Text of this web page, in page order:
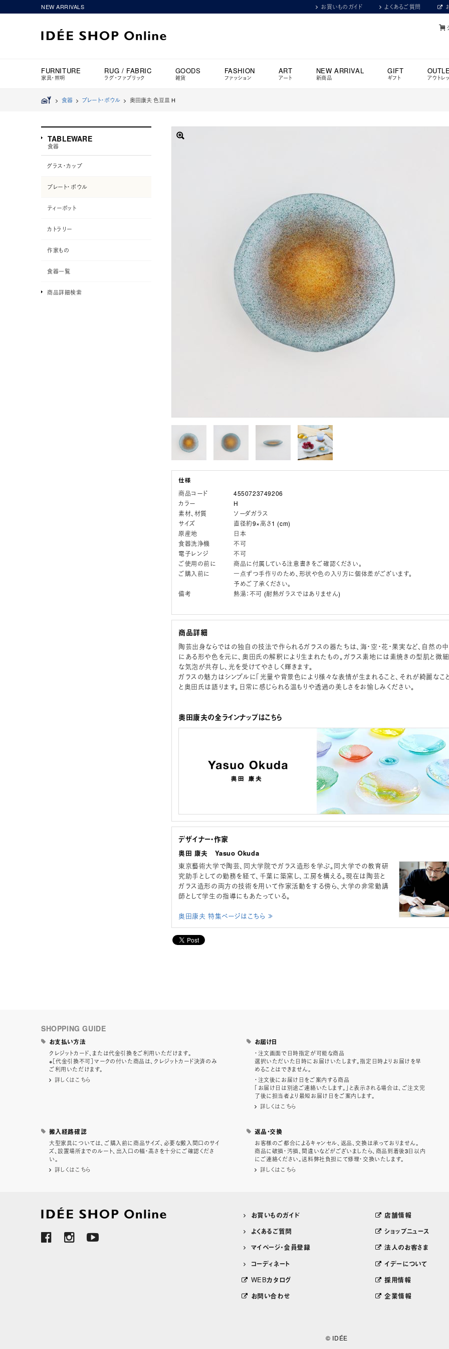
NEW ARRIVALS お買いものガイド よくあるご質問
FURNITURE
家具・照明
RUG / FABRIC
ラグ・ファブリック
GOODS
雑貨
FASHION
ファッション
ART
アート
NEW ARRIVAL
新商品
GIFT
ギフト アウトレ
> 食器> プレート・ボウル > 奥田康夫 色豆皿 H
商品コード
4550723749206
カラー
H
素材、材質
ソーダガラス
サイズ
直径約9×高さ1 (cm)
原産地
日本
食器洗浄機
不可
電子レンジ
不可
ご使用の前に
商品に付属している注意書きをご確認ください。
ご購入前に
一点ずつ手作りのため、形状や色の入り方に個体差がございます。
予めご了承ください。
備考
熱湯：不可 (耐熱ガラスではありません)
商品詳細
陶芸出身ならではの独自の技法で作られるガラスの器たちは、海・空・花・果実など、自然の中
にある形や色を元に、奥田氏の解釈により生まれたもの。ガラス素地には素焼きの型肌と微細
な気泡が共存し、光を受けてやさしく輝きます。
ガラスの魅力はシンプルに「光量や背景色により様々な表情が生まれること、それが綺麗なこ
と奥田氏は語ります。日常に感じられる温もりや透過の美しさをお愉しみください。
奥田康夫の全ラインナップはこちら
デザイナー・作家
奥田 康夫 Yasuo Okuda
東京藝術大学で陶芸、同大学院でガラス造形を学ぶ。同大学での教育研
究助手としての勤務を経て、千葉に築窯し、工房を構える。現在は陶芸と
ガラス造形の両方の技術を用いて作家活動をする傍ら、大学の非常勤講
師として学生の指導にもあたっている。
奥田康夫 特集ページはこちら ≫
TABLEWARE
食器
グラス・カップ
プレート・ボウル
ティーポット
カトラリー
作家もの
食器一覧
商品詳細検索
SHOPPING GUIDE
お支払い方法
クレジットカード、または代金引換をご利用いただけます。
※［代金引換不可］マークの付いた商品は、クレジットカード決済のみ
ご利用いただけます。
詳しくはこちら
お届け日
・注文画面で日時指定が可能な商品
選択いただいた日時にお届けいたします。指定日時よりお届けを早
めることはできません。
・注文後にお届け日をご案内する商品
「お届け日は別途ご連絡いたします。」と表示される場合は、ご注文完
了後に担当者より最短お届け日をご案内します。
詳しくはこちら
搬入経路確認
大型家具については、ご購入前に商品サイズ、必要な搬入間口のサイ
ズ、設置場所までのルート、出入口の幅・高さを十分にご確認くださ
い。
詳しくはこちら
返品・交換
お客様のご都合によるキャンセル、返品、交換は承っておりません。
商品に破損・汚損、間違いなどがございましたら、商品到着後3日以内
にご連絡ください。送料弊社負担にて修理・交換いたします。
詳しくはこちら
お買いものガイド
よくあるご質問
マイページ・会員登録
コーディネート
WEBカタログ
お問い合わせ
店舗情報
ショップニュース
法人のお客さま
イデーについて
採用情報
企業情報
© IDÉE